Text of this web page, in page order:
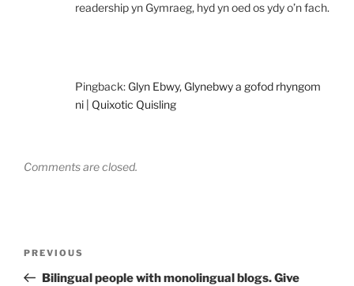
readership yn Gymraeg, hyd yn oed os ydy o’n fach.
Pingback: Glyn Ebwy, Glynebwy a gofod rhyngom
ni | Quixotic Quisling
Comments are closed.
Previous
Post
PREVIOUS
Bilingual people with monolingual blogs. Give